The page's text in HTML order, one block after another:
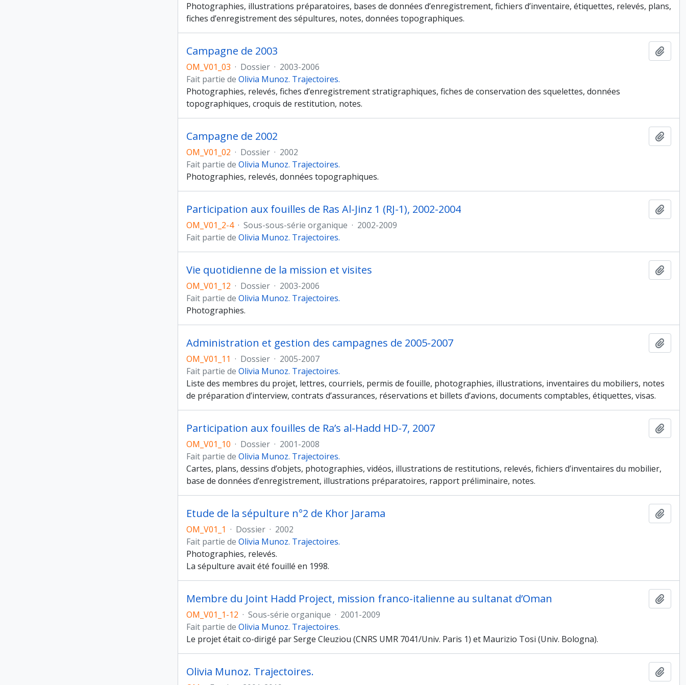
Photographies, illustrations préparatoires, bases de données d’enregistrement, fichiers d’inventaire, étiquettes, relevés, plans,
fiches d’enregistrement des sépultures, notes, données topographiques.
Campagne de 2003
OM_V01_03 · Dossier · 2003-2006
Fait partie de Olivia Munoz. Trajectoires.
Photographies, relevés, fiches d’enregistrement stratigraphiques, fiches de conservation des squelettes, données
topographiques, croquis de restitution, notes.
Campagne de 2002
OM_V01_02 · Dossier · 2002
Fait partie de Olivia Munoz. Trajectoires.
Photographies, relevés, données topographiques.
Participation aux fouilles de Ras Al-Jinz 1 (RJ-1), 2002-2004
OM_V01_2-4 · Sous-sous-série organique · 2002-2009
Fait partie de Olivia Munoz. Trajectoires.
Vie quotidienne de la mission et visites
OM_V01_12 · Dossier · 2003-2006
Fait partie de Olivia Munoz. Trajectoires.
Photographies.
Administration et gestion des campagnes de 2005-2007
OM_V01_11 · Dossier · 2005-2007
Fait partie de Olivia Munoz. Trajectoires.
Liste des membres du projet, lettres, courriels, permis de fouille, photographies, illustrations, inventaires du mobiliers, notes
de préparation d’interview, contrats d’assurances, réservations et billets d’avions, documents comptables, étiquettes, visas.
Participation aux fouilles de Ra’s al-Hadd HD-7, 2007
OM_V01_10 · Dossier · 2001-2008
Fait partie de Olivia Munoz. Trajectoires.
Cartes, plans, dessins d’objets, photographies, vidéos, illustrations de restitutions, relevés, fichiers d’inventaires du mobilier,
base de données d’enregistrement, illustrations préparatoires, rapport préliminaire, notes.
Etude de la sépulture n°2 de Khor Jarama
OM_V01_1 · Dossier · 2002
Fait partie de Olivia Munoz. Trajectoires.
Photographies, relevés.
La sépulture avait été fouillé en 1998.
Membre du Joint Hadd Project, mission franco-italienne au sultanat d’Oman
OM_V01_1-12 · Sous-série organique · 2001-2009
Fait partie de Olivia Munoz. Trajectoires.
Le projet était co-dirigé par Serge Cleuziou (CNRS UMR 7041/Univ. Paris 1) et Maurizio Tosi (Univ. Bologna).
Olivia Munoz. Trajectoires.